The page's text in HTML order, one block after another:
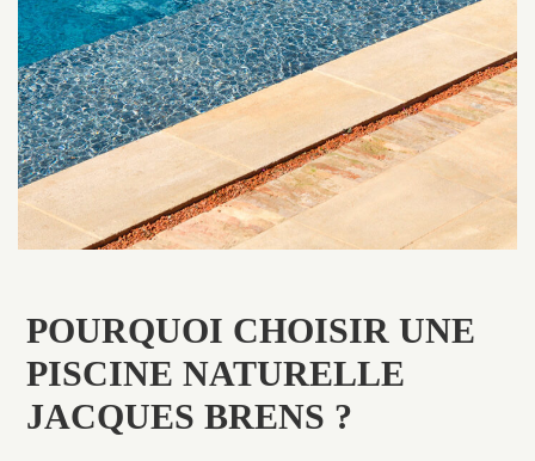
POURQUOI CHOISIR UNE
PISCINE NATURELLE
JACQUES BRENS ?